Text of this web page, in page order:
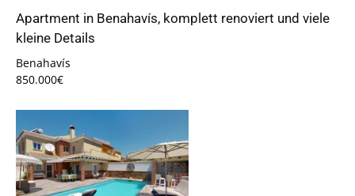
Apartment in Benahavís, komplett renoviert und viele
kleine Details
Benahavís
850.000€